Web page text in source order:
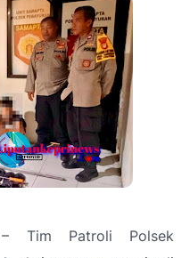
– Tim Patroli Polsek